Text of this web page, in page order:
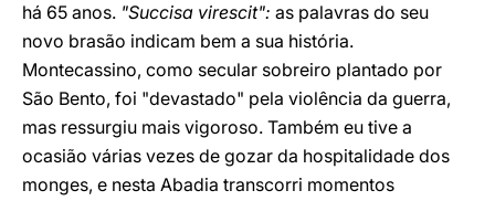
há 65 anos. "Succisa virescit": as palavras do seu
novo brasão indicam bem a sua história.
Montecassino, como secular sobreiro plantado por
São Bento, foi "devastado" pela violência da guerra,
mas ressurgiu mais vigoroso. Também eu tive a
ocasião várias vezes de gozar da hospitalidade dos
monges, e nesta Abadia transcorri momentos